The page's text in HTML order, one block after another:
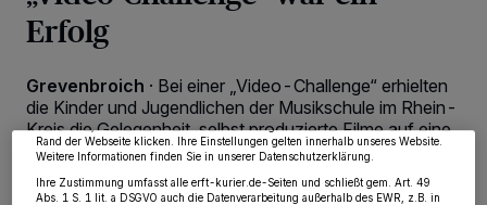
Erfolg
Grevenbroich · Bei einer „Video-Challenge“ erhielten
die Kinder und Jugendlichen der Musikschule im Rhein-
Kreis die Gelegenheit, selbst produzierte Filme auf eine
Plattform hochzuladen. Insgesamt 22 Videos davon
wurden jetzt veröffentlicht.
Wir und unsere
wie Browserdaten oder eindeutige Kennungen auf Ihrem Gerät zu. Durch Auswahl
von OK aktivieren Sie Tracking-Technologien für die unter „Wir und unsere
Zwecke. Wenn Tracker deaktiviert sind, sind manche Inhalte und Anzeigen
möglicherweise nicht mehr so relevant für Sie. Sie können dieses Menü jederzeit
wieder aufrufen, um Ihre Einstellungen zu ändern oder Ihre Einwilligung zu
widerrufen, indem Sie auf den Link Einstellungen oder Ablehnen am unteren
Rand der Webseite klicken. Ihre Einstellungen gelten innerhalb unseres Website.
Weitere Informationen finden Sie in unserer Datenschutzerklärung.
Ihre Zustimmung umfasst alle erft-kurier.de-Seiten und schließt gem. Art. 49
Abs. 1 S. 1 lit. a DSGVO auch die Datenverarbeitung außerhalb des EWR, z.B. in